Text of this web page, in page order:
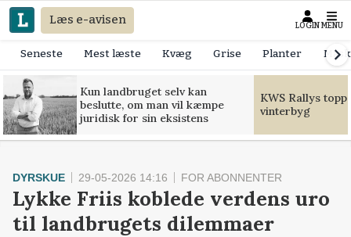
Læs e-avisen LOGIN MENU
Seneste Mest læste Kvæg Grise Planter
Kun landbruget selv kan
beslutte, om man vil kæmpe
juridisk for sin eksistens
KWS Rallys
vinterbyg
DYRSKUE 29-05-2026 14:16 FOR ABONNENTER
Lykke Friis koblede verdens uro
til landbrugets dilemmaer